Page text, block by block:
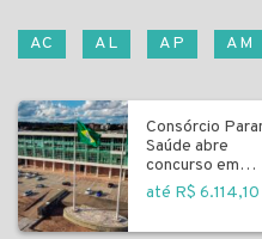
AC AL AP AM
Consórcio
Saúde abre
concurso em
Curitiba
até R$ 6.114,10